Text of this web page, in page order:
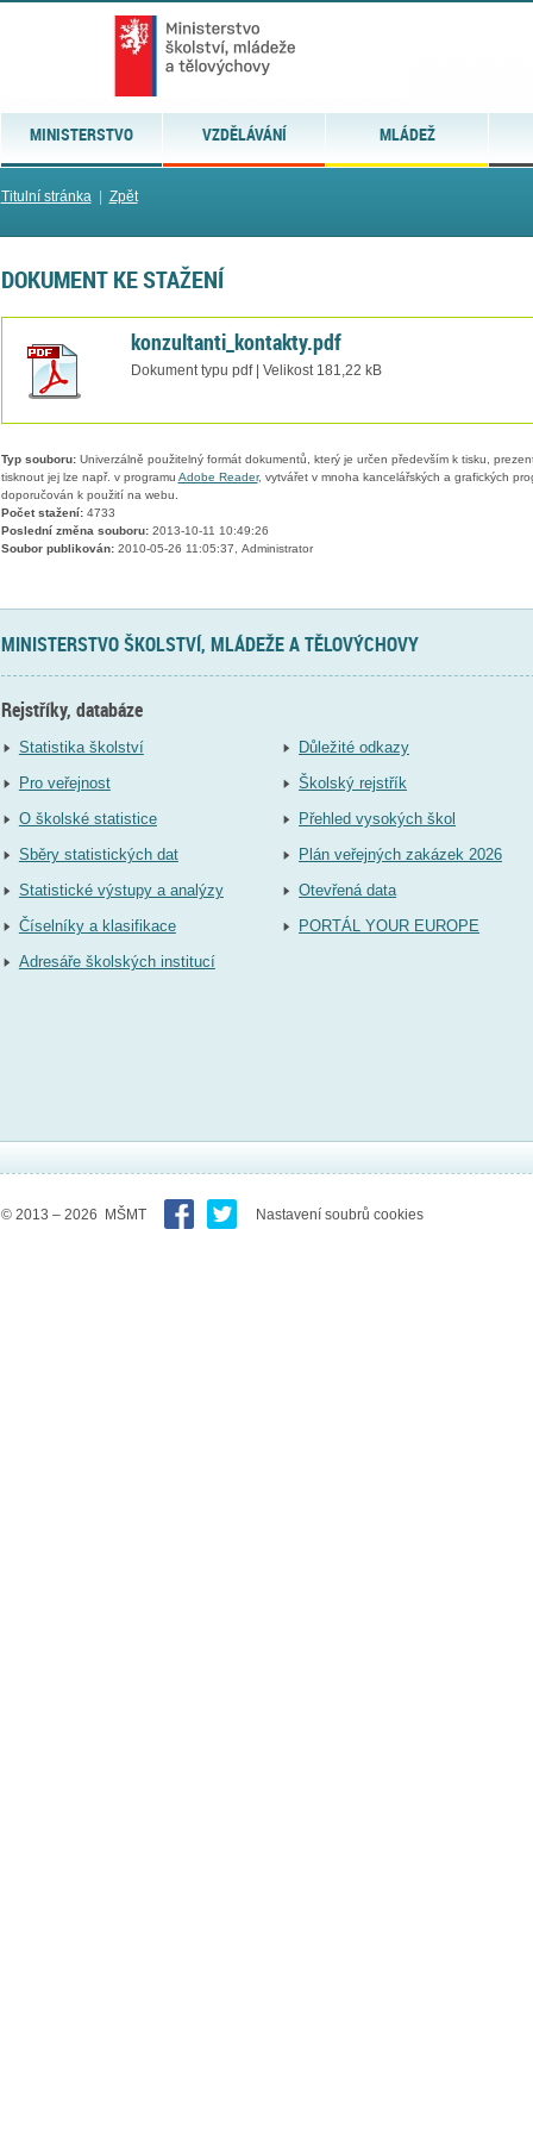
MINISTERSTVO VZDĚLÁVÁNÍ MLÁDEŽ
Titulní stránka| Zpět
DOKUMENT KE STAŽENÍ
konzultanti_kontakty.pdf
Dokument typu pdf | Velikost 181,22 kB
Typ souboru:Univerzálně použitelný formát dokumentů, který je určen především k tisku,
tisknout jej lze např. v programu Adobe Reader, vytvářet v mnoha kancelářských a grafických
doporučován k použití na webu.
Počet stažení:4733
Poslední změna souboru:2013-10-11 10:49:26
Soubor publikován:2010-05-26 11:05:37, Administrator
MINISTERSTVO ŠKOLSTVÍ, MLÁDEŽE A TĚLOVÝCHOVY
Rejstříky, databáze
Statistika školství
Pro veřejnost
O školské statistice
Sběry statistických dat
Statistické výstupy a analýzy
Číselníky a klasifikace
Adresáře školských institucí
Důležité odkazy
Školský rejstřík
Přehled vysokých škol
Plán veřejných zakázek 2026
Otevřená data
PORTÁL YOUR EUROPE
© 2013 – 2026 MŠMT Nastavení soubrů cookies